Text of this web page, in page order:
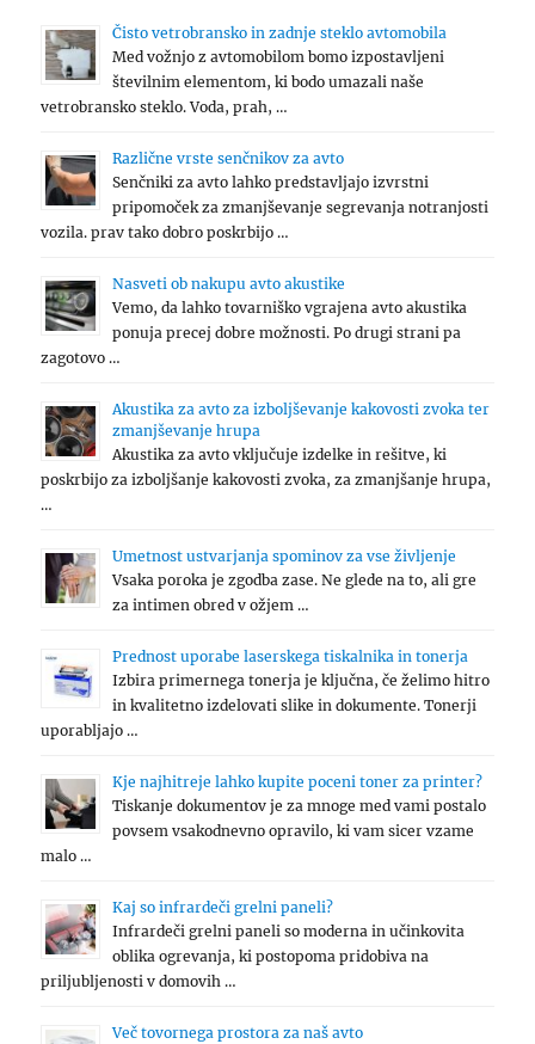
Čisto vetrobransko in zadnje steklo avtomobila
Med vožnjo z avtomobilom bomo izpostavljeni
številnim elementom, ki bodo umazali naše
vetrobransko steklo. Voda, prah, …
Različne vrste senčnikov za avto
Senčniki za avto lahko predstavljajo izvrstni
pripomoček za zmanjševanje segrevanja notranjosti
vozila. prav tako dobro poskrbijo …
Nasveti ob nakupu avto akustike
Vemo, da lahko tovarniško vgrajena avto akustika
ponuja precej dobre možnosti. Po drugi strani pa
zagotovo …
Akustika za avto za izboljševanje kakovosti zvoka ter
zmanjševanje hrupa
Akustika za avto vključuje izdelke in rešitve, ki
poskrbijo za izboljšanje kakovosti zvoka, za zmanjšanje hrupa,
…
Umetnost ustvarjanja spominov za vse življenje
Vsaka poroka je zgodba zase. Ne glede na to, ali gre
za intimen obred v ožjem …
Prednost uporabe laserskega tiskalnika in tonerja
Izbira primernega tonerja je ključna, če želimo hitro
in kvalitetno izdelovati slike in dokumente. Tonerji
uporabljajo …
Kje najhitreje lahko kupite poceni toner za printer?
Tiskanje dokumentov je za mnoge med vami postalo
povsem vsakodnevno opravilo, ki vam sicer vzame
malo …
Kaj so infrardeči grelni paneli?
Infrardeči grelni paneli so moderna in učinkovita
oblika ogrevanja, ki postopoma pridobiva na
priljubljenosti v domovih …
Več tovornega prostora za naš avto